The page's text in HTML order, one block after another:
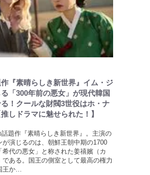
『素晴らしき新世界』イム・ジ
「300年前の悪女」が現代韓国
！クールな財閥3世役はホ・ナ
しドラマに魅せられた！】
題作『素晴らしき新世界』。主演の
が演じるのは、朝鮮王朝中期の1700
希代の悪女」と称された姜禧嬪（カ
である。国王の側室として最高の権力
王か…